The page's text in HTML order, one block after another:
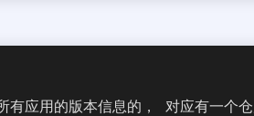
有应用的版本信息的， 对应有一